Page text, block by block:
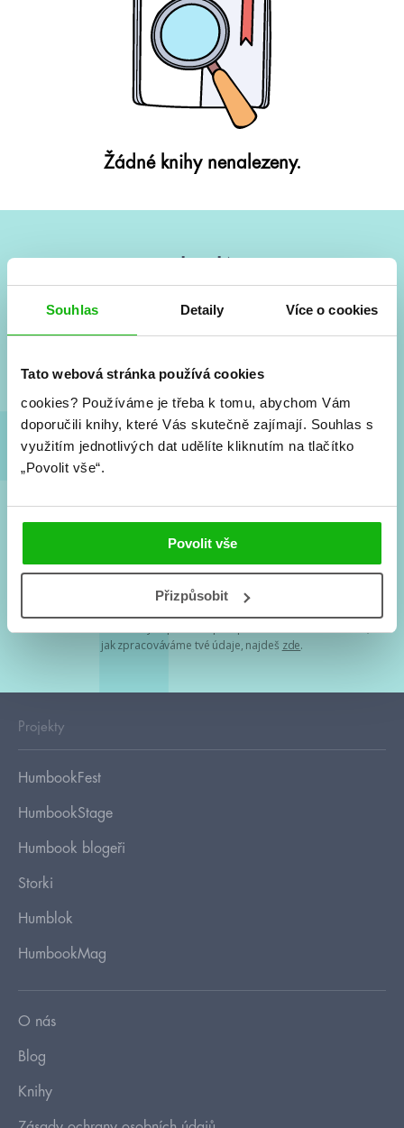
Souhlas Detaily Více o cookies
Tato webová stránka používá cookies
cookies? Používáme je třeba k tomu, abychom Vám
doporučili knihy, které Vás skutečně zajímají. Souhlas s
využitím jednotlivých dat udělíte kliknutím na tlačítko
„Povolit vše“.
Povolit vše
Přizpůsobit
Žádné knihy nenalezeny.
Vše kolem #youngadult každý měsíc rovnou do mailu!
a seriálové adaptace a další.
Souhlasím spodmínkami zpracování osobních údajů
Tvá e-mailová adresa je u nás v bezpečí. Přečti si
jak zpracováváme tvé údaje, najdeš zde.
Projekty
HumbookFest
HumbookStage
Humbook blogeři
Storki
Humblok
HumbookMag
O nás
Blog
Knihy